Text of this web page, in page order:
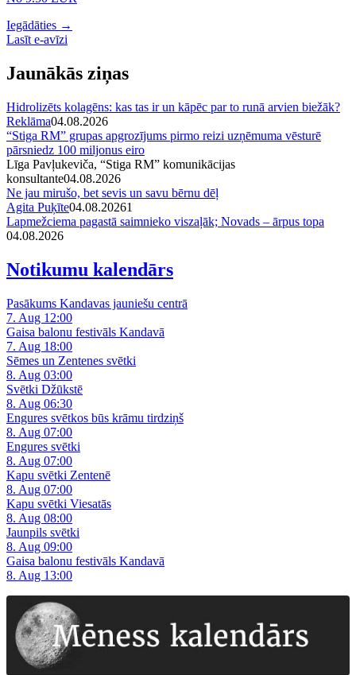
Iegādāties →
Lasīt e-avīzi
Jaunākās ziņas
Hidrolizēts kolagēns: kas tas ir un kāpēc par to runā arvien biežāk?
Reklāma04.08.2026
“Stiga RM” grupas apgrozījums pirmo reizi uzņēmuma vēsturē
pārsniedz 100 miljonus eiro
Līga Pavļukeviča, “Stiga RM” komunikācijas
konsultante04.08.2026
Ne jau mirušo, bet sevis un savu bērnu dēļ
Agita Puķīte04.08.20261
Lapmežciema pagastā saimnieko viszaļāk; Novads – ārpus topa
04.08.2026
Notikumu kalendārs
Pasākums Kandavas jauniešu centrā
7. Aug 12:00
Gaisa balonu festivāls Kandavā
7. Aug 18:00
Sēmes un Zentenes svētki
8. Aug 03:00
Svētki Džūkstē
8. Aug 06:30
Engures svētkos būs krāmu tirdziņš
8. Aug 07:00
Engures svētki
8. Aug 07:00
Kapu svētki Zentenē
8. Aug 07:00
Kapu svētki Viesatās
8. Aug 08:00
Jaunpils svētki
8. Aug 09:00
Gaisa balonu festivāls Kandavā
8. Aug 13:00